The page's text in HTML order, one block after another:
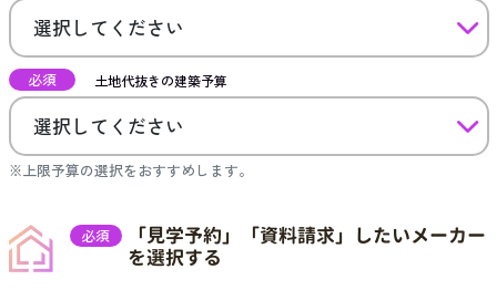
必須 土地代抜きの建築予算
※上限予算の選択をおすすめします。
必須
「見学予約」「資料請求」したいメーカー
を選択する